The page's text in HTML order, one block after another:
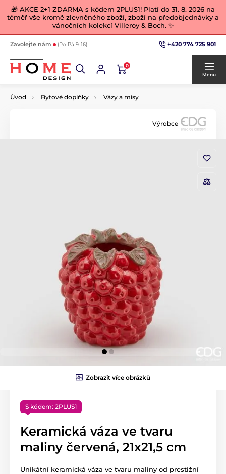
🎁 AKCE 2+1 ZDARMA s kódem 2PLUS1! Platí do 31. 8. 2026 na
téměř vše kromě zlevněného zboží, zboží na předobjednávky a
vánočních kolekcí Villeroy & Boch. ✨
Zavolejte nám (Po-Pá 9-16) +420 774 725 901
0
Menu
Úvod Bytové doplňky Vázy a mísy
Výrobce
Zobrazit více obrázků
S kódem: 2PLUS1
Keramická váza ve tvaru
maliny červená, 21x21,5 cm
Unikátní keramická váza ve tvaru maliny od prestižní